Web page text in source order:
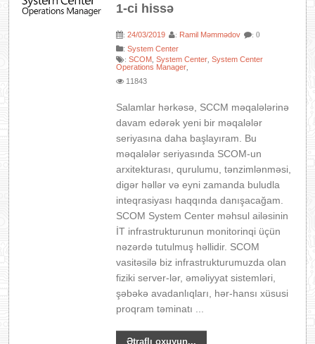
IT LÜĞƏT
1-ci hissə
:24/03/2019 : Ramil Məmmədov : 0
:System Center
:SCOM ,System Center ,System Center
Operations Manager
11843
Salamlar hərkəsə, SCCM məqalələrinə
davam edərək yeni bir məqalələr
seriyasına daha başlayıram. Bu
məqalələr seriyasında SCOM-un
arxitekturası, qurulumu, tənzimlənməsi,
digər həllər və eyni zamanda buludla
inteqrasiyası haqqında danışacağam.
SCOM System Center məhsul ailəsinin
İT infrastrukturunun monitorinqi üçün
nəzərdə tutulmuş həllidir. SCOM
vasitəsilə biz infrastrukturumuzda olan
fiziki server-lər, əməliyyat sistemləri,
şəbəkə avadanlıqları, hər-hansı xüsusi
proqram təminatı ...
Ətraflı oxuyun...